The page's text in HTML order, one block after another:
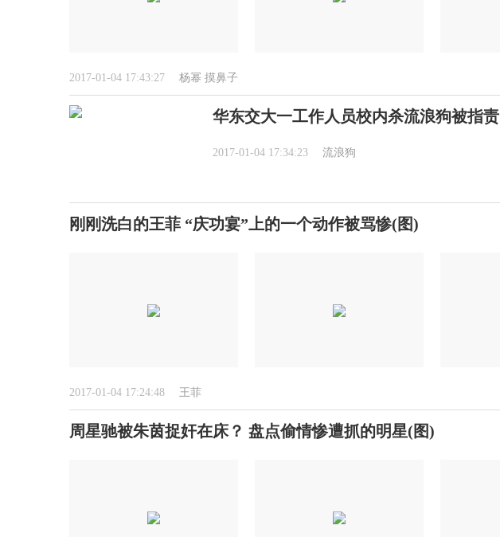
2017-01-04 17:43:27 杨幂 摸鼻子
华东交大一工作人员校内杀流浪狗被指责
2017-01-04 17:34:23 流浪狗
刚刚洗白的王菲 “庆功宴”上的一个动作被骂惨(图)
2017-01-04 17:24:48 王菲
周星驰被朱茵捉奸在床？ 盘点偷情惨遭抓的明星(图)